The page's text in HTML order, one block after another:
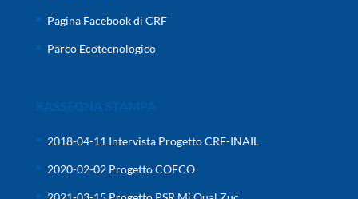
Pagina Facebook di CRF
Parco Ecotecnologico
RASSEGNA STAMPA
2018-04-11 Intervista Progetto CRF-INAIL
2020-02-02 Progetto COFCO